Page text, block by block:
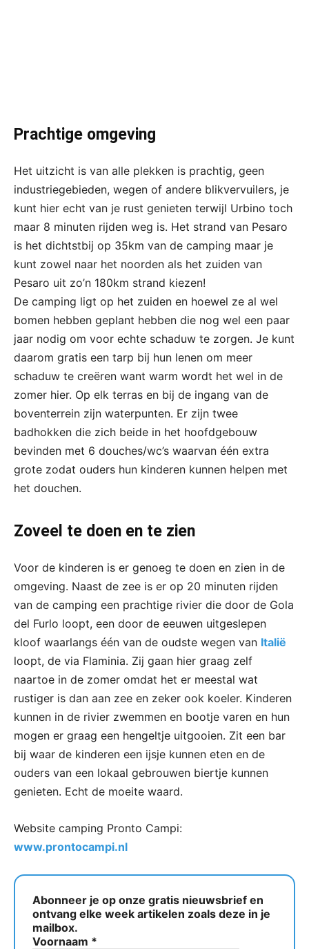
Prachtige omgeving
Het uitzicht is van alle plekken is prachtig, geen
industriegebieden, wegen of andere blikvervuilers, je
kunt hier echt van je rust genieten terwijl Urbino toch
maar 8 minuten rijden weg is. Het strand van Pesaro
is het dichtstbij op 35km van de camping maar je
kunt zowel naar het noorden als het zuiden van
Pesaro uit zo’n 180km strand kiezen!
De camping ligt op het zuiden en hoewel ze al wel
bomen hebben geplant hebben die nog wel een paar
jaar nodig om voor echte schaduw te zorgen. Je kunt
daarom gratis een tarp bij hun lenen om meer
schaduw te creëren want warm wordt het wel in de
zomer hier. Op elk terras en bij de ingang van de
boventerrein zijn waterpunten. Er zijn twee
badhokken die zich beide in het hoofdgebouw
bevinden met 6 douches/wc’s waarvan één extra
grote zodat ouders hun kinderen kunnen helpen met
het douchen.
Zoveel te doen en te zien
Voor de kinderen is er genoeg te doen en zien in de
omgeving. Naast de zee is er op 20 minuten rijden
van de camping een prachtige rivier die door de Gola
del Furlo loopt, een door de eeuwen uitgeslepen
kloof waarlangs één van de oudste wegen van Italië
loopt, de via Flaminia. Zij gaan hier graag zelf
naartoe in de zomer omdat het er meestal wat
rustiger is dan aan zee en zeker ook koeler. Kinderen
kunnen in de rivier zwemmen en bootje varen en hun
mogen er graag een hengeltje uitgooien. Zit een bar
bij waar de kinderen een ijsje kunnen eten en de
ouders van een lokaal gebrouwen biertje kunnen
genieten. Echt de moeite waard.
Website camping Pronto Campi:
www.prontocampi.nl
Abonneer je op onze gratis nieuwsbrief en
ontvang elke week artikelen zoals deze in je
mailbox.
Voornaam *